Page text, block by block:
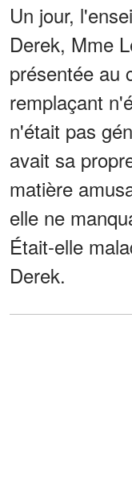
Un jour,
Derek, Mme
présentée au
remplaçant
n'était pas
avait sa
matière
elle ne
Était-elle
Derek.